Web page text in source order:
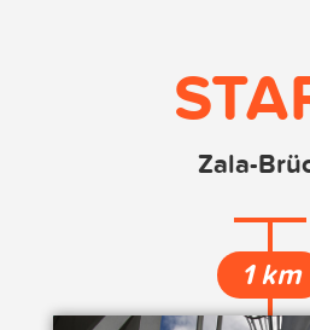
Zala-
1 km